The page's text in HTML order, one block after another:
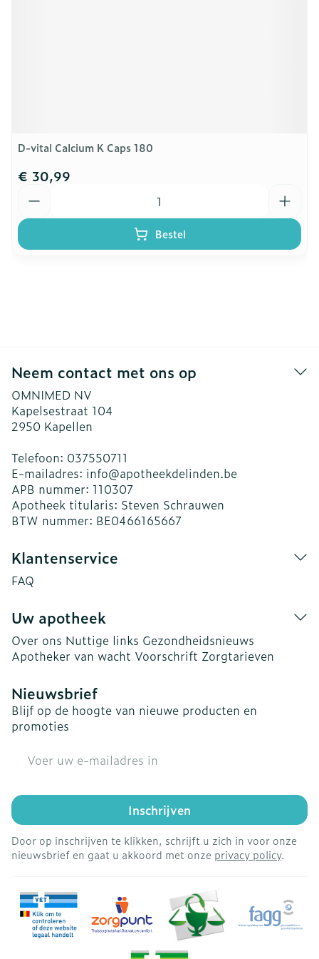
D-vital Calcium K Caps 180
€ 30,99
Bestel
Neem contact met ons op
OMNIMED NV
Kapelsestraat 104
2950 Kapellen
Telefoon: 037550711
E-mailadres: info@apotheekdelinden.be
APB nummer: 110307
Apotheek titularis: Steven Schrauwen
BTW nummer: BE0466165667
Klantenservice
FAQ
Uw apotheek
Over ons Nuttige links Gezondheidsnieuws
Apotheker van wacht Voorschrift Zorgtarieven
Nieuwsbrief
Blijf op de hoogte van nieuwe producten en
promoties
Inschrijven
Door op inschrijven te klikken, schrijft u zich in voor onze
nieuwsbrief en gaat u akkoord met onze privacy policy.